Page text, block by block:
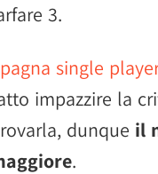
3.
single
impazzire la
dunque il
.